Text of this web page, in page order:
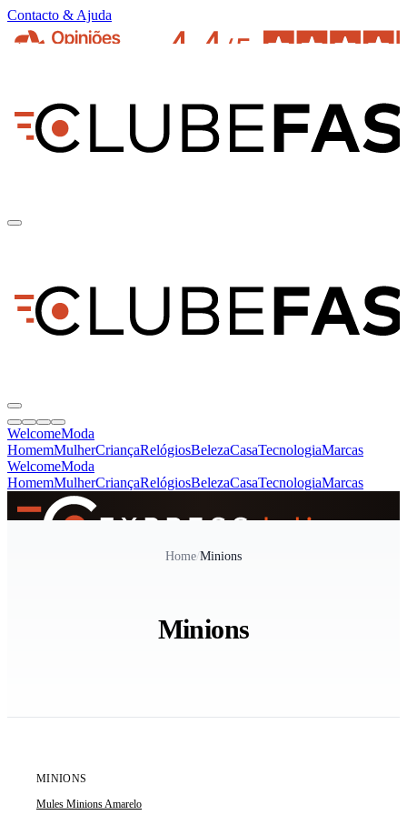
Contacto & Ajuda
WelcomeModa
HomemMulherCriançaRelógiosBelezaCasaTecnologiaMarcas
WelcomeModa
HomemMulherCriançaRelógiosBelezaCasaTecnologiaMarcas
Home/Minions
Minions
MINIONS
Mules Minions Amarelo